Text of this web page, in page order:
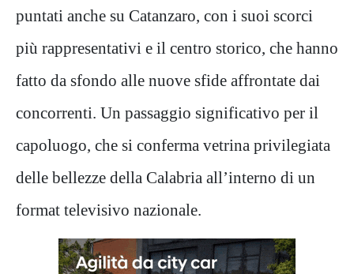
puntati anche su Catanzaro, con i suoi scorci
più rappresentativi e il centro storico, che hanno
fatto da sfondo alle nuove sfide affrontate dai
concorrenti. Un passaggio significativo per il
capoluogo, che si conferma vetrina privilegiata
delle bellezze della Calabria all’interno di un
format televisivo nazionale.